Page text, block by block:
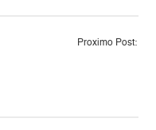
Proximo Post: